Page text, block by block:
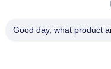
Walk Through Metal
Good day, what product